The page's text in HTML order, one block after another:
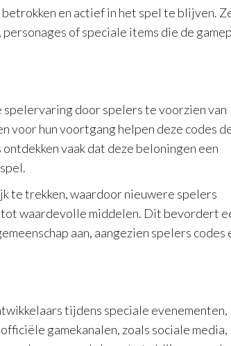
en actief in het spel te blijven.
of speciale items die de
door spelers te voorzien van
voor hun voortgang helpen deze codes
vaak dat deze beloningen een
te trekken, waardoor nieuwere spelers
waardevolle middelen. Dit bevordert
aan, aangezien spelers codes
tijdens speciale evenementen,
gamekanalen, zoals sociale media,